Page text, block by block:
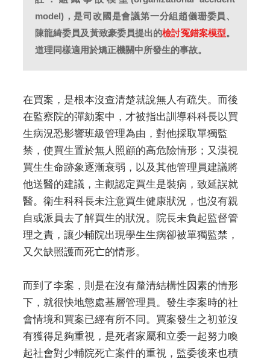
model)，是司改國是會議第一分組趙儀珊委員、
陳龍綺委員及黃致豪委員提出的檢討冤錯案模型。
道理同樣適用於矯正機關中所發生的事故。
在買案，是根本沒查清楚就說無人有疏失。而後
在監察院的彈劾案中，才被指出訓導科科長以買
生病況恐影響班級管理為由，對他採取單獨監
禁，使買生置於無人照顧的高危險情形；又漠視
買生生命跡象逐漸衰弱，以及其他管理員建議將
他送醫的建議，主觀認定買生是裝病，致延誤就
醫。衛生科科長未注意買生健康狀況，也沒有親
自或派員去了解買生的狀況。院長未負起監督管
理之責，讓少輔院出現學生生病卻被單獨監禁，
又欠缺照護而死亡的情形。
而到了李案，則是在沒有釐清結構性因素的情形
下，就很快地懲處基層管理員。發生李案時的社
會情境和買案已經有所不同。買案發生之初並沒
有獲得足夠重視，是死者家屬和立委一起努力喚
起社會對少輔院死亡案件的重視，監委後來也積